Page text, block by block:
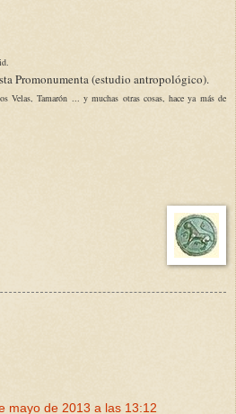
Promonumenta (estudio antropológico).
Velas, Tamarón ... y muchas otras cosas, hace ya más de
mayo de 2013 a las 13:12